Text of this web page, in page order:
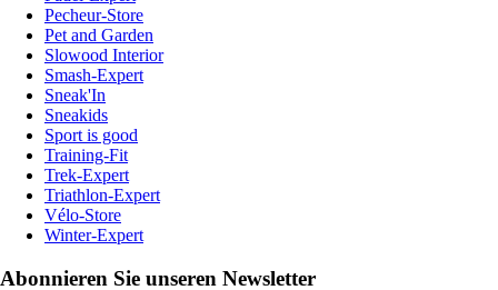
Pecheur-Store
Pet and Garden
Slowood Interior
Smash-Expert
Sneak'In
Sneakids
Sport is good
Training-Fit
Trek-Expert
Triathlon-Expert
Vélo-Store
Winter-Expert
Abonnieren Sie unseren Newsletter